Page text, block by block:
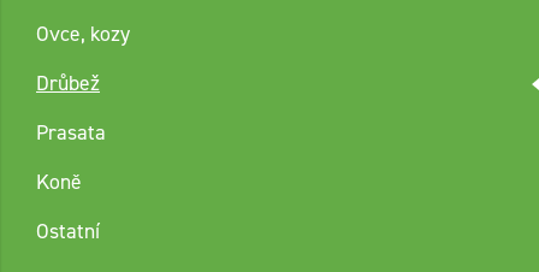
Ovce, kozy
Drůbež
Prasata
Koně
Ostatní